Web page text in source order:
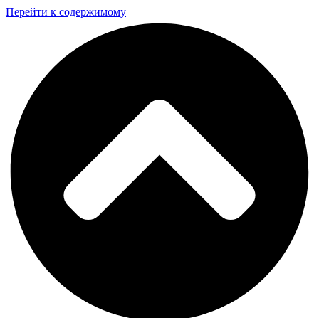
Перейти к содержимому